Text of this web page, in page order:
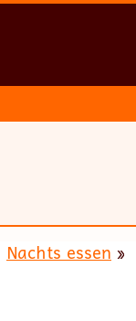
Nachts essen »